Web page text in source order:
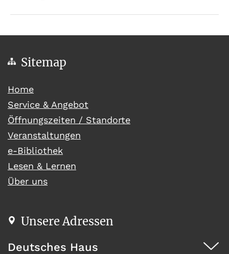
Sitemap
Home(current)
Service & Angebot
Öffnungszeiten / Standorte
Veranstaltungen
e-Bibliothek
Lesen & Lernen
Über uns
Unsere Adressen
Deutsches Haus